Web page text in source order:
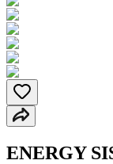
ENERGY